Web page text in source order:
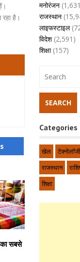
है।
का सबसे
मनोरंजन
राजस्थान
लाइफस्टाइल
विदेश(2,591)
शिक्षा(157)
Categories
खेल टेक्नोलॉजी
राजस्थान
शिक्षा